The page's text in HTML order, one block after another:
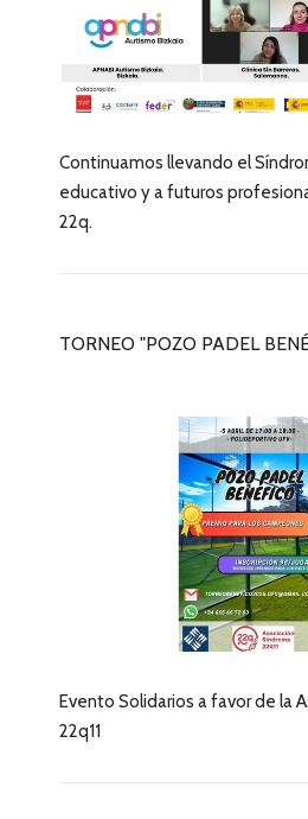
Continuamos llevando el
educativo y a futuros
22q.
TORNEO "POZO PADEL
Evento Solidarios a favor de la
22q11